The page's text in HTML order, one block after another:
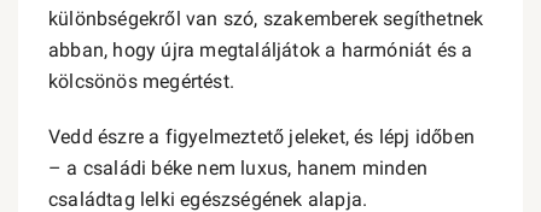
különbségekről van szó, szakemberek segíthetnek
abban, hogy újra megtaláljátok a harmóniát és a
kölcsönös megértést.
Vedd észre a figyelmeztető jeleket, és lépj időben
– a családi béke nem luxus, hanem minden
családtag lelki egészségének alapja.